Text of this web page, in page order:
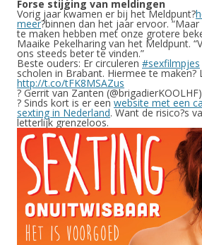
Forse stijging van meldingen
Vorig jaar kwamen er bij het Meldpunt?
meer?binnen dan het jaar ervoor.
te maken hebben met onze grotere
Maaike Pekelharing van het Meldpunt.
ons steeds beter te vinden.”
Beste ouders: Er circuleren #sexfilmpjes
scholen in Brabant. Hiermee te maken?
http://t.co/tFK8MSAZus
? Gerrit van Zanten (@brigadierKOOLHF)
? Sinds kort is er een website met een
sexting in Nederland. Want de risico?s
letterlijk grenzeloos.